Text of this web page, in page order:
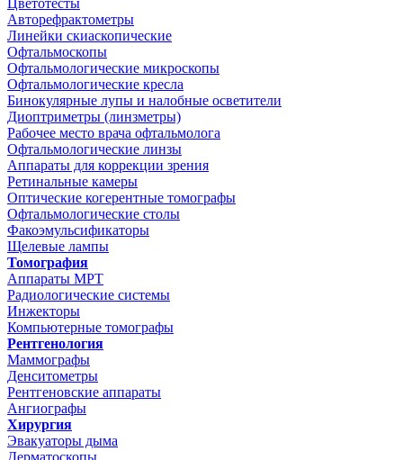
Цветотесты
Авторефрактометры
Линейки скиаскопические
Офтальмоскопы
Офтальмологические микроскопы
Офтальмологические кресла
Бинокулярные лупы и налобные осветители
Диоптриметры (линзметры)
Рабочее место врача офтальмолога
Офтальмологические линзы
Аппараты для коррекции зрения
Ретинальные камеры
Оптические когерентные томографы
Офтальмологические столы
Факоэмульсификаторы
Щелевые лампы
Томография
Аппараты МРТ
Радиологические системы
Инжекторы
Компьютерные томографы
Рентгенология
Маммографы
Денситометры
Рентгеновские аппараты
Ангиографы
Хирургия
Эвакуаторы дыма
Дерматоскопы